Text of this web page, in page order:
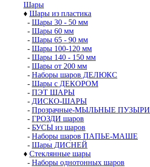
Шары
♦ Шары из пластика
- Шары 30 - 50 мм
- Шары 60 мм
- Шары 65 - 90 мм
- Шары 100-120 мм
- Шары 140 - 150 мм
- Шары от 200 мм
- Наборы шаров ДЕЛЮКС
- Шары с ДЕКОРОМ
- ПЭТ ШАРЫ
- ДИСКО-ШАРЫ
- Прозрачные-МЫЛЬНЫЕ ПУЗЫРИ
- ГРОЗДИ шаров
- БУСЫ из шаров
- Наборы шаров ПАПЬЕ-МАШЕ
- Шары ДИСНЕЙ
♦ Стеклянные шары
- Наборы однотонных шаров